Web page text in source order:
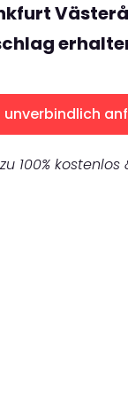
unverbindlich
100%